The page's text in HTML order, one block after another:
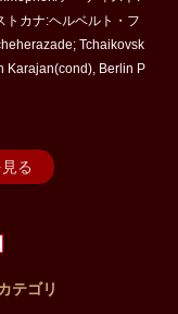
トカナ:ヘルベルト・フ
Tchaikovsk
Karajan(cond), Berlin P
る
テゴリ